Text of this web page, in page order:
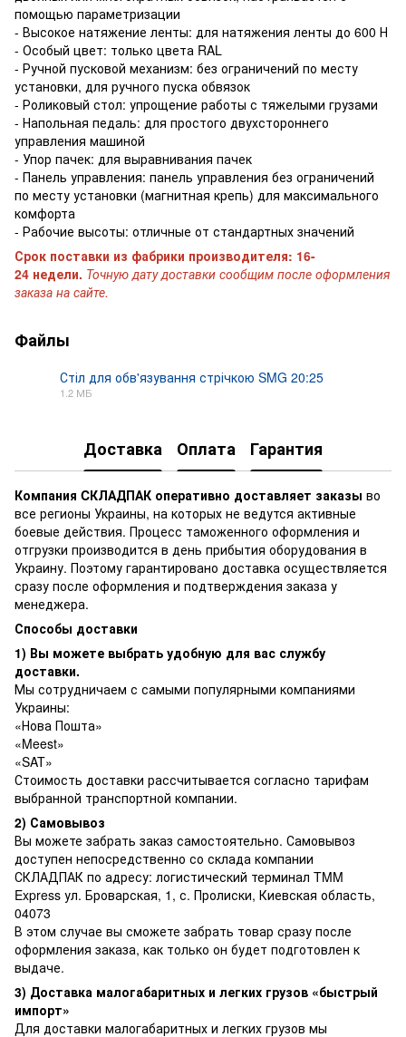
помощью параметризации
- Высокое натяжение ленты: для натяжения ленты до 600 Н
- Особый цвет: только цвета RAL
- Ручной пусковой механизм: без ограничений по месту
установки, для ручного пуска обвязок
- Роликовый стол: упрощение работы с тяжелыми грузами
- Напольная педаль: для простого двухстороннего
управления машиной
- Упор пачек: для выравнивания пачек
- Панель управления: панель управления без ограничений
по месту установки (магнитная крепь) для максимального
комфорта
- Рабочие высоты: отличные от стандартных значений
Срок поставки из фабрики производителя: 16-
24 недели. Точную дату доставки сообщим после оформления
заказа на сайте.
Файлы
Стіл для обв'язування стрічкою SMG 20:25
1.2 МБ
Доставка Оплата Гарантия
Компания CКЛАДПАК оперативно доставляет заказы во
все регионы Украины, на которых не ведутся активные
боевые действия. Процесс таможенного оформления и
отгрузки производится в день прибытия оборудования в
Украину. Поэтому гарантировано доставка осуществляется
сразу после оформления и подтверждения заказа у
менеджера.
Способы доставки
1) Вы можете выбрать удобную для вас службу
доставки.
Мы сотрудничаем с самыми популярными компаниями
Украины:
«Нова Пошта»
«Meest»
«SAT»
Стоимость доставки рассчитывается согласно тарифам
выбранной транспортной компании.
2) Самовывоз
Вы можете забрать заказ самостоятельно. Самовывоз
доступен непосредственно со склада компании
СКЛАДПАК по адресу: логистический терминал TMM
Express ул. Броварская, 1, с. Пролиски, Киевская область,
04073
В этом случае вы сможете забрать товар сразу после
оформления заказа, как только он будет подготовлен к
выдаче.
3) Доставка малогабаритных и легких грузов «быстрый
импорт»
Для доставки малогабаритных и легких грузов мы